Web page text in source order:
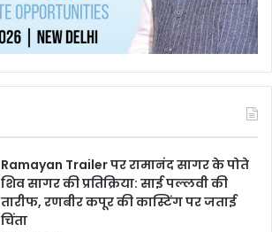
Ramayan Trailer पर रामानंद सागर के पोते
शिव सागर की प्रतिक्रिया: साई पल्लवी की
तारीफ, रणबीर कपूर की कास्टिंग पर जताई
चिंता